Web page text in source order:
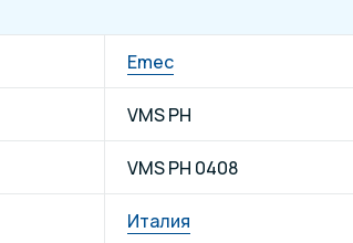
Emec
VMS PH
VMS PH 0408
Италия